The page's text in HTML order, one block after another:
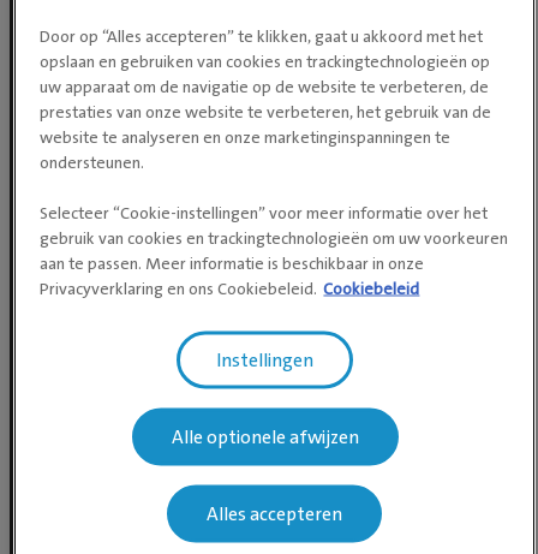
Door op “Alles accepteren” te klikken, gaat u akkoord met het
opslaan en gebruiken van cookies en trackingtechnologieën op
uw apparaat om de navigatie op de website te verbeteren, de
prestaties van onze website te verbeteren, het gebruik van de
website te analyseren en onze marketinginspanningen te
ondersteunen.
Selecteer “Cookie-instellingen” voor meer informatie over het
gebruik van cookies en trackingtechnologieën om uw voorkeuren
aan te passen. Meer informatie is beschikbaar in onze
Privacyverklaring en ons Cookiebeleid. Cookiebeleid
Instellingen
Alle optionele afwijzen
Alles accepteren